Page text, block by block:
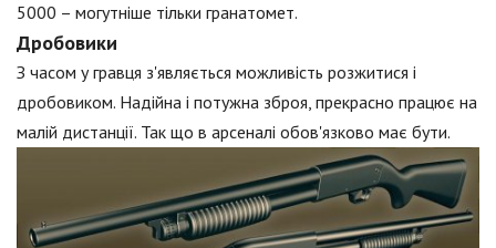
5000 – могутніше тільки гранатомет.
Дробовики
З часом у гравця з'являється можливість розжитися і
дробовиком. Надійна і потужна зброя, прекрасно працює на
малій дистанції. Так що в арсеналі обов'язково має бути.